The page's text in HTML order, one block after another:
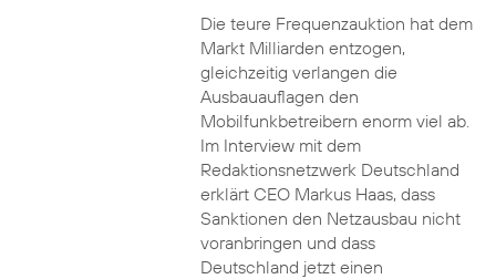
Die teure Frequenzauktion hat dem
Markt Milliarden entzogen,
gleichzeitig verlangen die
Ausbauauflagen den
Mobilfunkbetreibern enorm viel ab.
Im Interview mit dem
Redaktionsnetzwerk Deutschland
erklärt CEO Markus Haas, dass
Sanktionen den Netzausbau nicht
voranbringen und dass
Deutschland jetzt einen